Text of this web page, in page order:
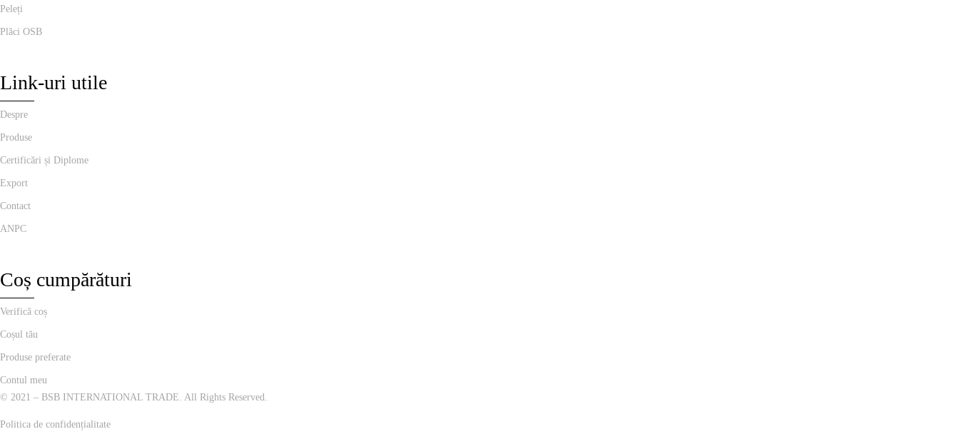
Peleți
Plăci OSB
Link-uri utile
Despre
Produse
Certificări și Diplome
Export
Contact
ANPC
Coș cumpărături
Verifică coș
Coșul tău
Produse preferate
Contul meu
© 2021 – BSB INTERNATIONAL TRADE. All Rights Reserved.
Politica de confidențialitate